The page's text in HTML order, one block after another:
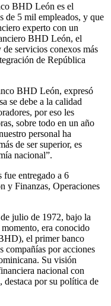
BHD León es el
de 5 mil empleados, y que
experto con un
BHD León, el
servicios conexos más
de República
BHD León, expresó
se debe a la calidad
por eso les
sobre todo en un año
personal ha
de ser superior, es
nacional”.
entregado a 6
y Finanzas, Operaciones
julio de 1972, bajo la
era conocido
el primer banco
compañías por acciones
Su visión
nacional con
por su política de